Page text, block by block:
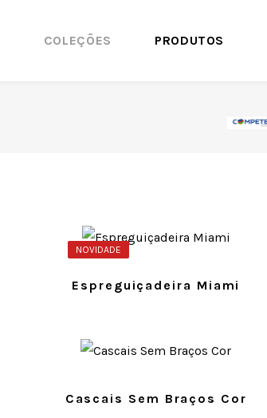
COLEÇÕES PRODUTOS
NOVIDADE
Espreguiçadeira Miami
Cascais Sem Braços Cor